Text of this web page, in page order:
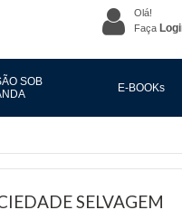
Olá!
Faça
SOB
E-BOOKs
SELVAGEM